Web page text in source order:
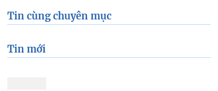
Tin cùng chuyên mục
Tin mới